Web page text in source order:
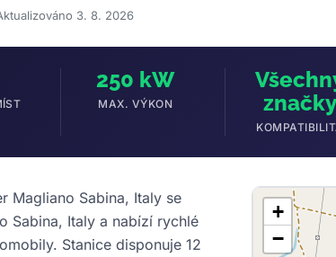
3. 8. 2026
250 kW
MAX. VÝKON
značky
Magliano Sabina, Italy se
Sabina, Italy a nabízí rychlé
Stanice disponuje 12
+
−